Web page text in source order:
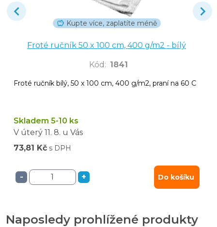
Kupte více, zaplatíte méně
Froté ručník 50 x 100 cm, 400 g/m2 - bílý
Kód : 1841
Froté ručník bílý, 50 x 100 cm, 400 g/m2, praní na 60 C
Skladem 5-10 ks
V úterý 11. 8. u Vás
73,81 Kč s DPH
- + Do košíku
Naposledy prohlížené produkty